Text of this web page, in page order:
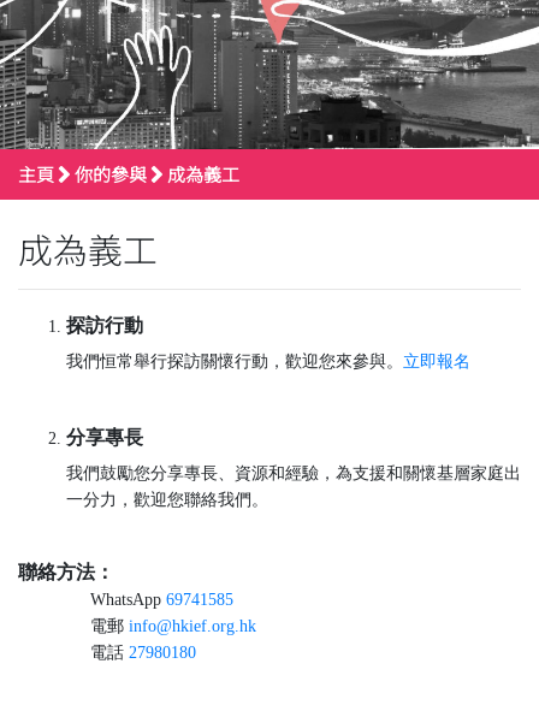
主頁 你的參與 成為義工
成為義工
探訪行動
我們恒常舉行探訪關懷行動，歡迎您來參與。 立即報名
分享專長
我們鼓勵您分享專長、資源和經驗，為支援和關懷基層家庭出
一分力，歡迎您聯絡我們。
聯絡方法：
WhatsApp 69741585
電郵 info@hkief.org.hk
電話 27980180